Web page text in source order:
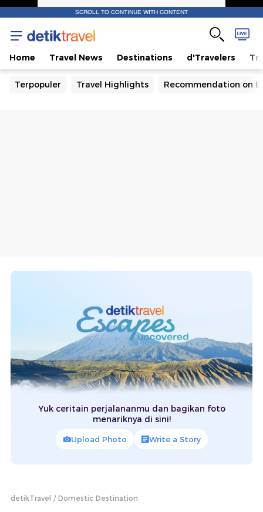
SCROLL TO CONTINUE WITH CONTENT
Home Travel News Destinations d'Travelers
Terpopuler Travel Highlights Recommendation on
Yuk ceritain perjalananmu dan bagikan foto
menariknya di sini!
Upload Photo Write a Story
detikTravel Domestic Destination